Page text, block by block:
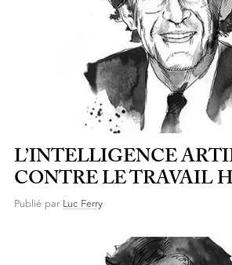
L’INTELLIGENCE
CONTRE LE TRAVAIL
Publié par Luc Ferry